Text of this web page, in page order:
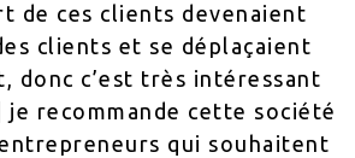
de ces clients devenaient
clients et se déplaçaient
donc c’est très intéressant
recommande cette société
qui souhaitent